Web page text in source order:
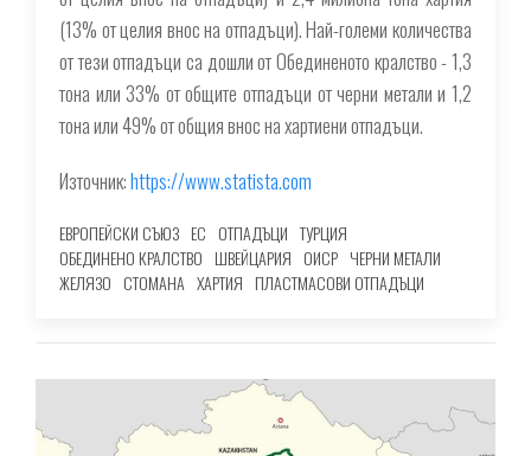
(13% от целия внос на отпадъци). Най-големи количества
от тези отпадъци са дошли от Обединеното кралство - 1,3
тона или 33% от общите отпадъци от черни метали и 1,2
тона или 49% от общия внос на хартиени отпадъци.
Източник:https://www.statista.com
ЕВРОПЕЙСКИ СЪЮЗ ЕС ОТПАДЪЦИ ТУРЦИЯ
ОБЕДИНЕНО КРАЛСТВО ШВЕЙЦАРИЯ ОИСР ЧЕРНИ МЕТАЛИ
ЖЕЛЯЗО СТОМАНА ХАРТИЯ ПЛАСТМАСОВИ ОТПАДЪЦИ